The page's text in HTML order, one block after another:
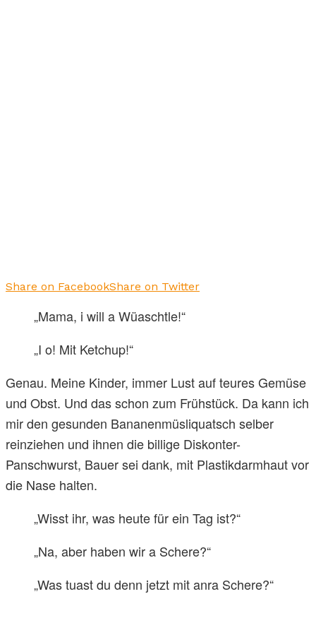
Share on FacebookShare on Twitter
„Mama, i will a Wüaschtle!“
„I o! Mit Ketchup!“
Genau. Meine Kinder, immer Lust auf teures Gemüse
und Obst. Und das schon zum Frühstück. Da kann ich
mir den gesunden Bananenmüsliquatsch selber
reinziehen und ihnen die billige Diskonter-
Panschwurst, Bauer sei dank, mit Plastikdarmhaut vor
die Nase halten.
„Wisst ihr, was heute für ein Tag ist?“
„Na, aber haben wir a Schere?“
„Was tuast du denn jetzt mit anra Schere?“